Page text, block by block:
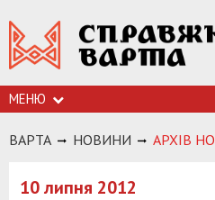
МЕНЮ
ВАРТА НОВИНИ АРХIВ
10 липня 2012